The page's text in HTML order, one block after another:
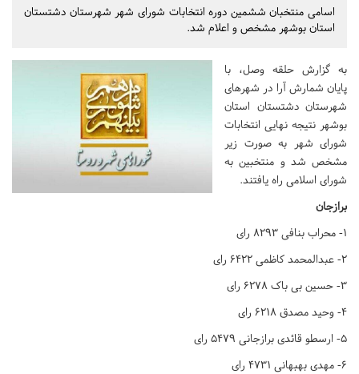
اسامی منتخبان ششمین دوره انتخابات شورای شهر شهرستان‌ دشتستان
استان بوشهر مشخص و اعلام شد.
به گزارش حلقه وصل، با
پایان شمارش آرا در شهرهای
شهرستان‌ دشتستان استان
بوشهر نتیجه نهایی انتخابات
شورای شهر به صورت زیر
مشخص شد و منتخبین به
شورای اسلامی راه یافتند.
برازجان
۱- محراب بنافی ۸۲۹۳ رای
۲- عبدالمحمد کاظمی ۶۴۲۲ رای
۳- حسین بی باک ۶۲۷۸ رای
۴- وحید مصدق ۶۲۱۸ رای
۵- ارسطو قائدی برازجانی ۵۴۷۹ رای
۶- مهدی بهبهانی ۴۷۳۱ رای